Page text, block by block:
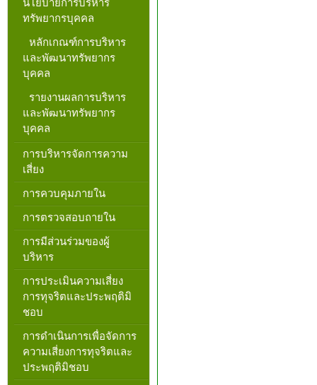
นโยบายการบริหาร
ทรัพยากรบุคคล
หลักเกณฑ์การบริหาร
และพัฒนาทรัพยากร
บุคคล
รายงานผลการบริหาร
และพัฒนาทรัพยากร
บุคคล
การบริหารจัดการความ
เสี่ยง
การควบคุมภายใน
การตรวจสอบถายใน
การมีส่วนร่วมของผู้
บริหาร
การประเมินความเสี่ยง
การทุจริตและประพฤติมิ
ชอบ
การดำเนินการเพื่อจัดการ
ความเสี่ยงการทุจริตและ
ประพฤติมิชอบ